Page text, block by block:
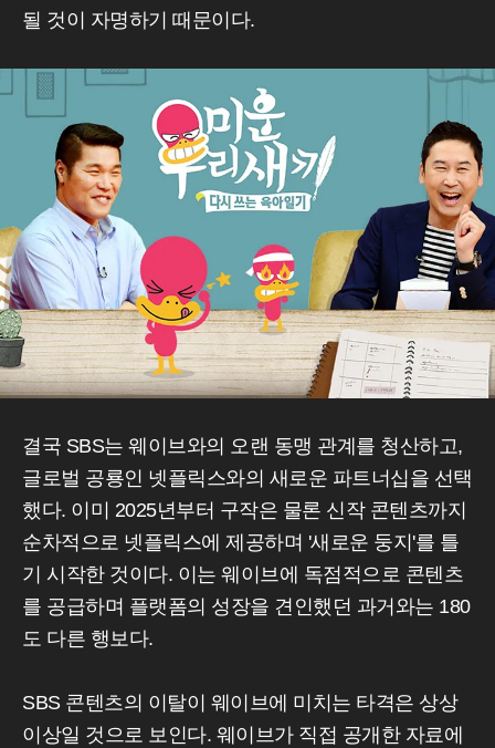
될 것이 자명하기 때문이다.
결국 SBS는 웨이브와의 오랜 동맹 관계를 청산하고,
글로벌 공룡인 넷플릭스와의 새로운 파트너십을 선택
했다. 이미 2025년부터 구작은 물론 신작 콘텐츠까지
순차적으로 넷플릭스에 제공하며 '새로운 둥지'를 틀
기 시작한 것이다. 이는 웨이브에 독점적으로 콘텐츠
를 공급하며 플랫폼의 성장을 견인했던 과거와는 180
도 다른 행보다.
SBS 콘텐츠의 이탈이 웨이브에 미치는 타격은 상상
이상일 것으로 보인다. 웨이브가 직접 공개한 자료에